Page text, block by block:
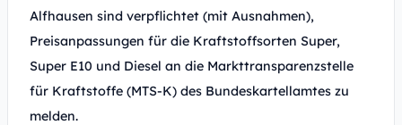
Alfhausen sind verpflichtet (mit Ausnahmen),
Preisanpassungen für die Kraftstoffsorten Super,
Super E10 und Diesel an die Markttransparenzstelle
für Kraftstoffe (MTS-K) des Bundeskartellamtes zu
melden.